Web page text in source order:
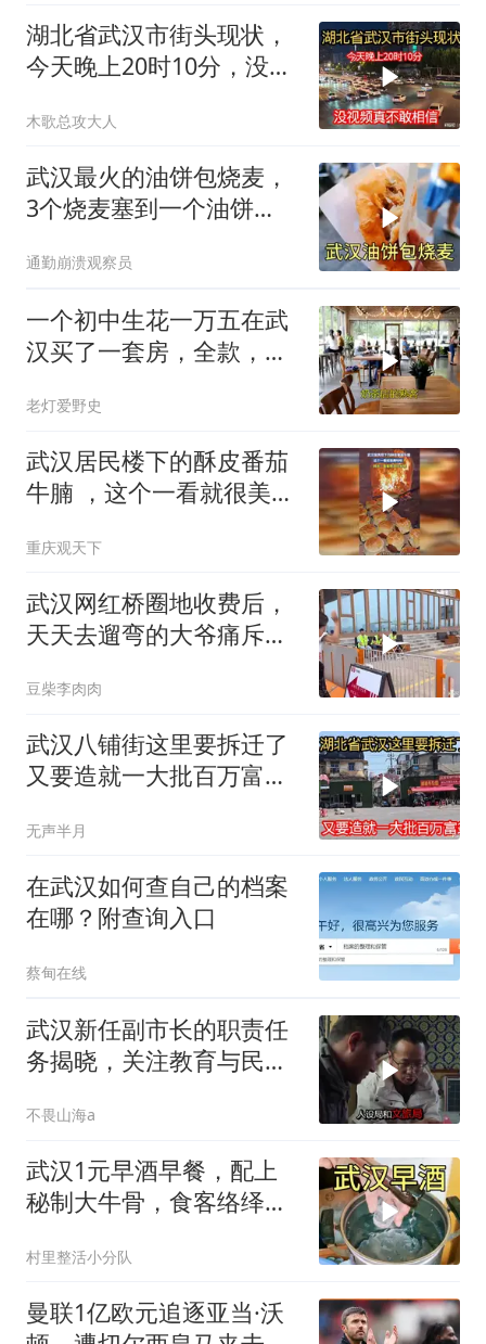
湖北省武汉市街头现状，
今天晚上20时10分，没视
木歌总攻大人
武汉最火的油饼包烧麦，
3个烧麦塞到一个油饼
通勤崩溃观察员
一个初中生花一万五在武
汉买了一套房，全款，一
老灯爱野史
武汉居民楼下的酥皮番茄
牛腩 ，这个一看就很美味
重庆观天下
武汉网红桥圈地收费后，
天天去遛弯的大爷痛斥占
豆柴李肉肉
武汉八铺街这里要拆迁了
又要造就一大批百万富
无声半月
在武汉如何查自己的档案
在哪？附查询入口
蔡甸在线
武汉新任副市长的职责任
务揭晓，关注教育与民政
不畏山海a
武汉1元早酒早餐，配上
秘制大牛骨，食客络绎不
村里整活小分队
曼联1亿欧元追逐亚当·沃